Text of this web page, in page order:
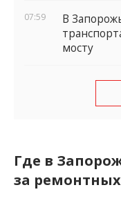
07:59
В
мосту
Где в
за